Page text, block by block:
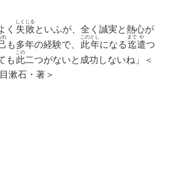
く 失敗
しくじる
といふが、全く誠実と熱心が
れ
も多年の経験で、 此年
このとし
になる迄
まで
遣
や
つ
も 此
この
二つがないと成功しないね」＜
漱石・著＞